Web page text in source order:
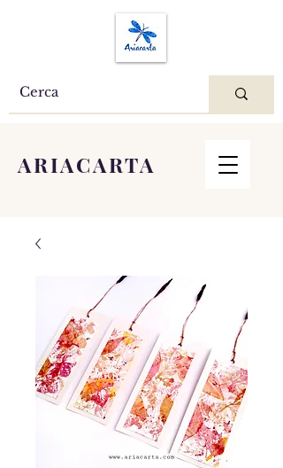
ARIACARTA